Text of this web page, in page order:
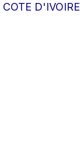
COTE D'IVOIRE